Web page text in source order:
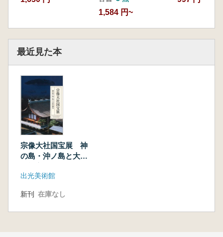
1,584 円~
最近見た本
宗像大社国宝展 神
の島・沖ノ島と大社
出光美術館
新刊 在庫なし